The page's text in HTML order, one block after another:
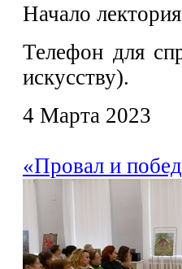
Начало
Телефон для
искусству).
4 Марта 2023
«Провал и